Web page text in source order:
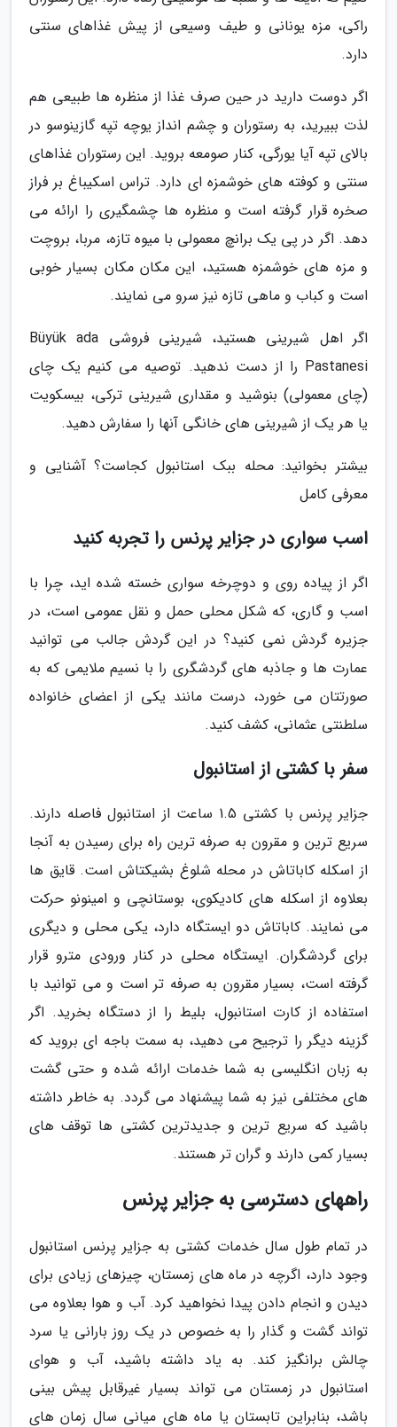
راکی، مزه یونانی و طیف وسیعی از پیش غذاهای سنتی
دارد.
اگر دوست دارید در حین صرف غذا از منظره ها طبیعی هم
لذت ببیرید، به رستوران و چشم انداز یوچه تپه گازینوسو در
بالای تپه آیا یورگی، کنار صومعه بروید. این رستوران غذاهای
سنتی و کوفته های خوشمزه ای دارد. تراس اسکیباغ بر فراز
صخره قرار گرفته است و منظره ها چشمگیری را ارائه می
دهد. اگر در پی یک برانچ معمولی با میوه تازه، مربا، بروچت
و مزه های خوشمزه هستید، این مکان مکان بسیار خوبی
است و کباب و ماهی تازه نیز سرو می نمایند.
اگر اهل شیرینی هستید، شیرینی فروشی Büyük ada
Pastanesi را از دست ندهید. توصیه می کنیم یک چای
(چای معمولی) بنوشید و مقداری شیرینی ترکی، بیسکویت
یا هر یک از شیرینی های خانگی آنها را سفارش دهید.
بیشتر بخوانید: محله ببک استانبول کجاست؟ آشنایی و
معرفی کامل
اسب سواری در جزایر پرنس را تجربه کنید
اگر از پیاده روی و دوچرخه سواری خسته شده اید، چرا با
اسب و گاری، که شکل محلی حمل و نقل عمومی است، در
جزیره گردش نمی کنید؟ در این گردش جالب می توانید
عمارت ها و جاذبه های گردشگری را با نسیم ملایمی که به
صورتتان می خورد، درست مانند یکی از اعضای خانواده
سلطنتی عثمانی، کشف کنید.
سفر با کشتی از استانبول
جزایر پرنس با کشتی 1.5 ساعت از استانبول فاصله دارند.
سریع ترین و مقرون به صرفه ترین راه برای رسیدن به آنجا
از اسکله کاباتاش در محله شلوغ بشیکتاش است. قایق ها
بعلاوه از اسکله های کادیکوی، بوستانچی و امینونو حرکت
می نمایند. کاباتاش دو ایستگاه دارد، یکی محلی و دیگری
برای گردشگران. ایستگاه محلی در کنار ورودی مترو قرار
گرفته است، بسیار مقرون به صرفه تر است و می توانید با
استفاده از کارت استانبول، بلیط را از دستگاه بخرید. اگر
گزینه دیگر را ترجیح می دهید، به سمت باجه ای بروید که
به زبان انگلیسی به شما خدمات ارائه شده و حتی گشت
های مختلفی نیز به شما پیشنهاد می گردد. به خاطر داشته
باشید که سریع ترین و جدیدترین کشتی ها توقف های
بسیار کمی دارند و گران تر هستند.
راههای دسترسی به جزایر پرنس
در تمام طول سال خدمات کشتی به جزایر پرنس استانبول
وجود دارد، اگرچه در ماه های زمستان، چیزهای زیادی برای
دیدن و انجام دادن پیدا نخواهید کرد. آب و هوا بعلاوه می
تواند گشت و گذار را به خصوص در یک روز بارانی یا سرد
چالش برانگیز کند. به یاد داشته باشید، آب و هوای
استانبول در زمستان می تواند بسیار غیرقابل پیش بینی
باشد، بنابراین تابستان یا ماه های میانی سال زمان های